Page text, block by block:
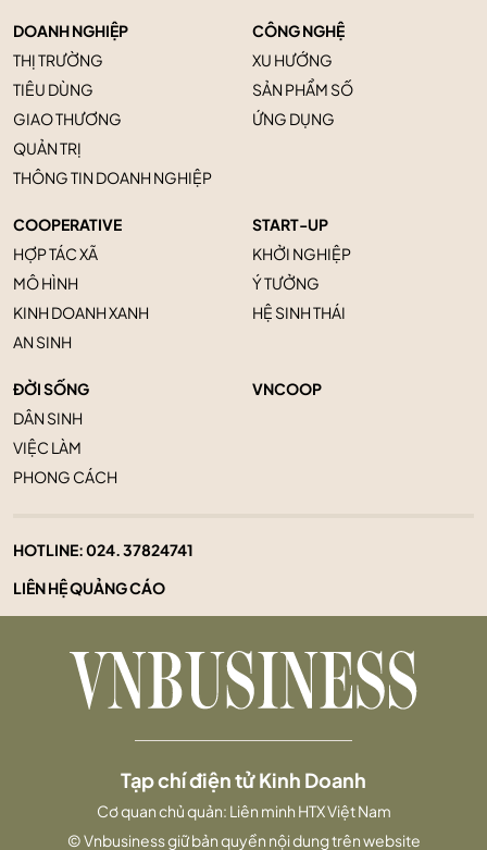
DOANH NGHIỆP
THỊ TRƯỜNG
TIÊU DÙNG
GIAO THƯƠNG
QUẢN TRỊ
THÔNG TIN DOANH NGHIỆP
CÔNG NGHỆ
XU HƯỚNG
SẢN PHẨM SỐ
ỨNG DỤNG
COOPERATIVE
HỢP TÁC XÃ
MÔ HÌNH
KINH DOANH XANH
AN SINH
START-UP
KHỞI NGHIỆP
Ý TƯỞNG
HỆ SINH THÁI
ĐỜI SỐNG
DÂN SINH
VIỆC LÀM
PHONG CÁCH
VNCOOP
HOTLINE:024. 37824741
LIÊN HỆ QUẢNG CÁO
Tạp chí điện tử Kinh Doanh
Cơ quan chủ quản: Liên minh HTX Việt Nam
© Vnbusiness giữ bản quyền nội dung trên website